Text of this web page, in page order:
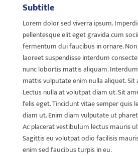
Subtitle
Lorem dolor sed viverra ipsum.
pellentesque elit eget gravida cum
fermentum dui faucibus in ornare.
laoreet suspendisse interdum
nunc lobortis mattis aliquam.
mattis vulputate enim nulla aliquet. Sit
Lectus nulla at volutpat diam ut. Sit
felis eget. Tincidunt vitae semper quis
diam ut. Enim diam vulputate ut
Ac placerat vestibulum lectus mauris
Sagittis eu volutpat odio facilisis
enim sed faucibus turpis in eu.